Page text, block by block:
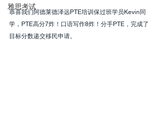
雅思考试
恭喜我们阿德莱德泽远PTE培训保过班学员Kevin同
学，PTE高分7炸！口语写作8炸！分手PTE，完成了
目标分数递交移民申请。